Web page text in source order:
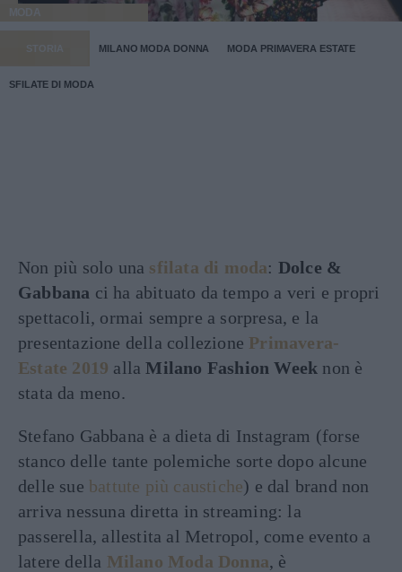
MODA
STORIA MILANO MODA DONNA MODA PRIMAVERA ESTATE
SFILATE DI MODA
Non più solo una sfilata di moda: Dolce &
Gabbana ci ha abituato da tempo a veri e propri
spettacoli, ormai sempre a sorpresa, e la
presentazione della collezione Primavera-
Estate 2019 allaMilano Fashion Week non è
stata da meno.
Stefano Gabbana è a dieta di Instagram (forse
stanco delle tante polemiche sorte dopo alcune
delle sue battute più caustiche) e dal brand non
arriva nessuna diretta in streaming: la
passerella, allestita al Metropol, come evento a
latere della Milano Moda Donna, è